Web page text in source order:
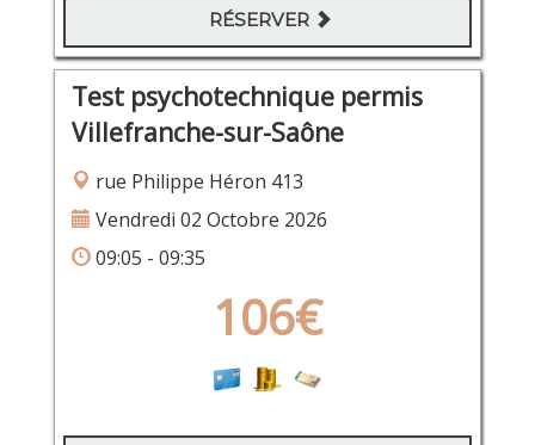
RÉSERVER
Test psychotechnique permis
Villefranche-sur-Saône
rue Philippe Héron 413
Vendredi 02 Octobre 2026
09:05 - 09:35
106€